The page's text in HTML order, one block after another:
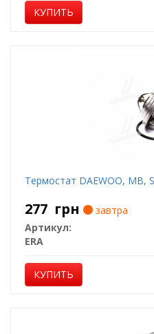
КУПИТЬ
Термостат DAEWOO, MB,
277 грн
завтра
Артикул:
ERA
КУПИТЬ